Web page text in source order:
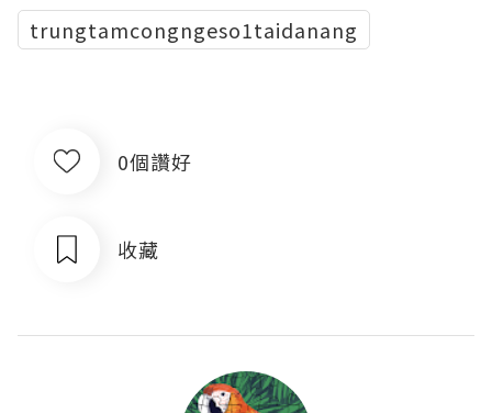
trungtamcongngeso1taidanang
0個讚好
收藏